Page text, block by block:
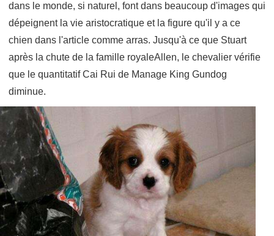
dans le monde, si naturel, font dans beaucoup d'images qui
dépeignent la vie aristocratique et la figure qu'il y a ce
chien dans l'article comme arras. Jusqu'à ce que Stuart
après la chute de la famille royaleAllen, le chevalier vérifie
que le quantitatif Cai Rui de Manage King Gundog
diminue.